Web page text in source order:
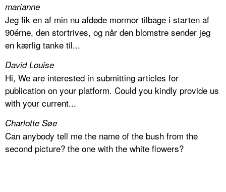
marianne
Jeg fik en af min nu afdøde mormor tilbage i starten af
90érne, den stortrives, og når den blomstre sender jeg
en kærlig tanke til...
David Louise
Hi, We are interested in submitting articles for
publication on your platform. Could you kindly provide us
with your current...
Charlotte Søe
Can anybody tell me the name of the bush from the
second picture? the one with the white flowers?